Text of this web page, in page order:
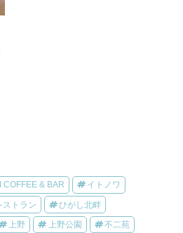
COFFEE & BAR イトノワ
ストラン ひがし北畔
上野 上野公園 不二苑